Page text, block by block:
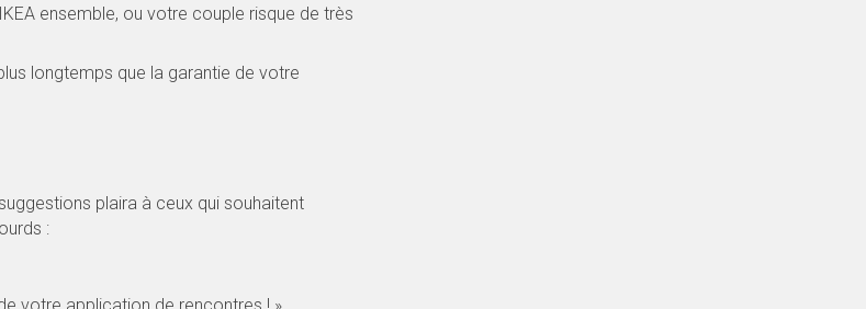
ensemble, ou votre couple risque de très
longtemps que la garantie de votre
plaira à ceux qui souhaitent
: